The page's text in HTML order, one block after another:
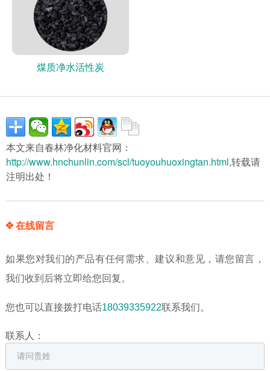
煤质净水活性炭
本文来自春林净化材料官网：
http://www.hnchunlin.com/scl/tuoyouhuoxingtan.html,转载请
注明出处！
✥ 在线留言
如果您对我们的产品有任何需求、建议和意见，请您留言，
我们收到后将立即给您回复。
您也可以直接拨打电话18039335922联系我们。
联系人：